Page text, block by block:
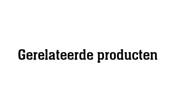
Gerelateerde producten